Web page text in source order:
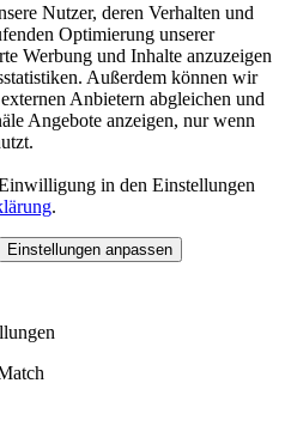
Nutzer, deren Verhalten und
Optimierung unserer
Werbung und Inhalte anzuzeigen
Außerdem können wir
Anbietern abgleichen und
Angebote anzeigen, nur wenn
in den Einstellungen
.
Einstellungen anpassen